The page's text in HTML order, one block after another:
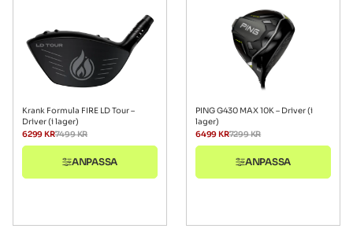
Krank Formula FIRE LD Tour –
Driver (i lager)
7499KR
6299KR
ANPASSA
PING G430 MAX 10K – Driver (i
lager)
7299KR
6499KR
ANPASSA